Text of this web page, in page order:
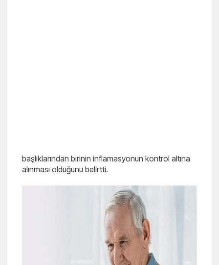
başlıklarından birinin inflamasyonun kontrol altına
alınması olduğunu belirtti.